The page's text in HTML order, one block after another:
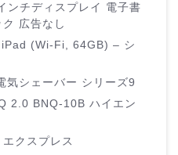
ンチディスプレイ 電子書
広告なし
(Wi-Fi, 64GB) – シ
気シェーバー シリーズ9
2.0 BNQ-10B ハイエン
クスプレス